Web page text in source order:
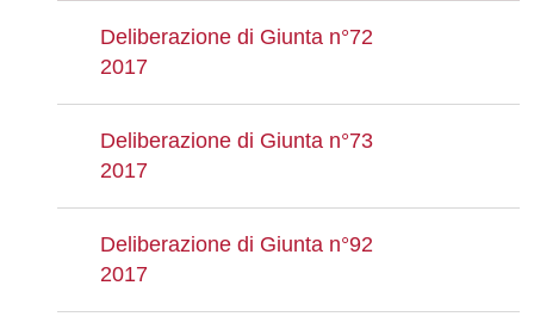
Deliberazione di Giunta n°72
2017
Deliberazione di Giunta n°73
2017
Deliberazione di Giunta n°92
2017